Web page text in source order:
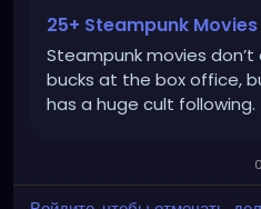
25+ Steampunk Movies
Steampunk movies
bucks at the box office,
has a huge cult following.